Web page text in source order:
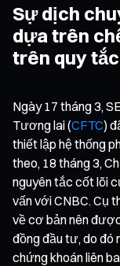
Sự dịch
dựa trên
trên quy tắc
Ngày 17 tháng 3,
Tương lai (CFTC)
thiết lập hệ thống
theo, 18 tháng 3,
nguyên tắc cốt lõi
vấn với CNBC. Cụ
về cơ bản nên
đồng đầu tư, do đó
chứng khoán liên